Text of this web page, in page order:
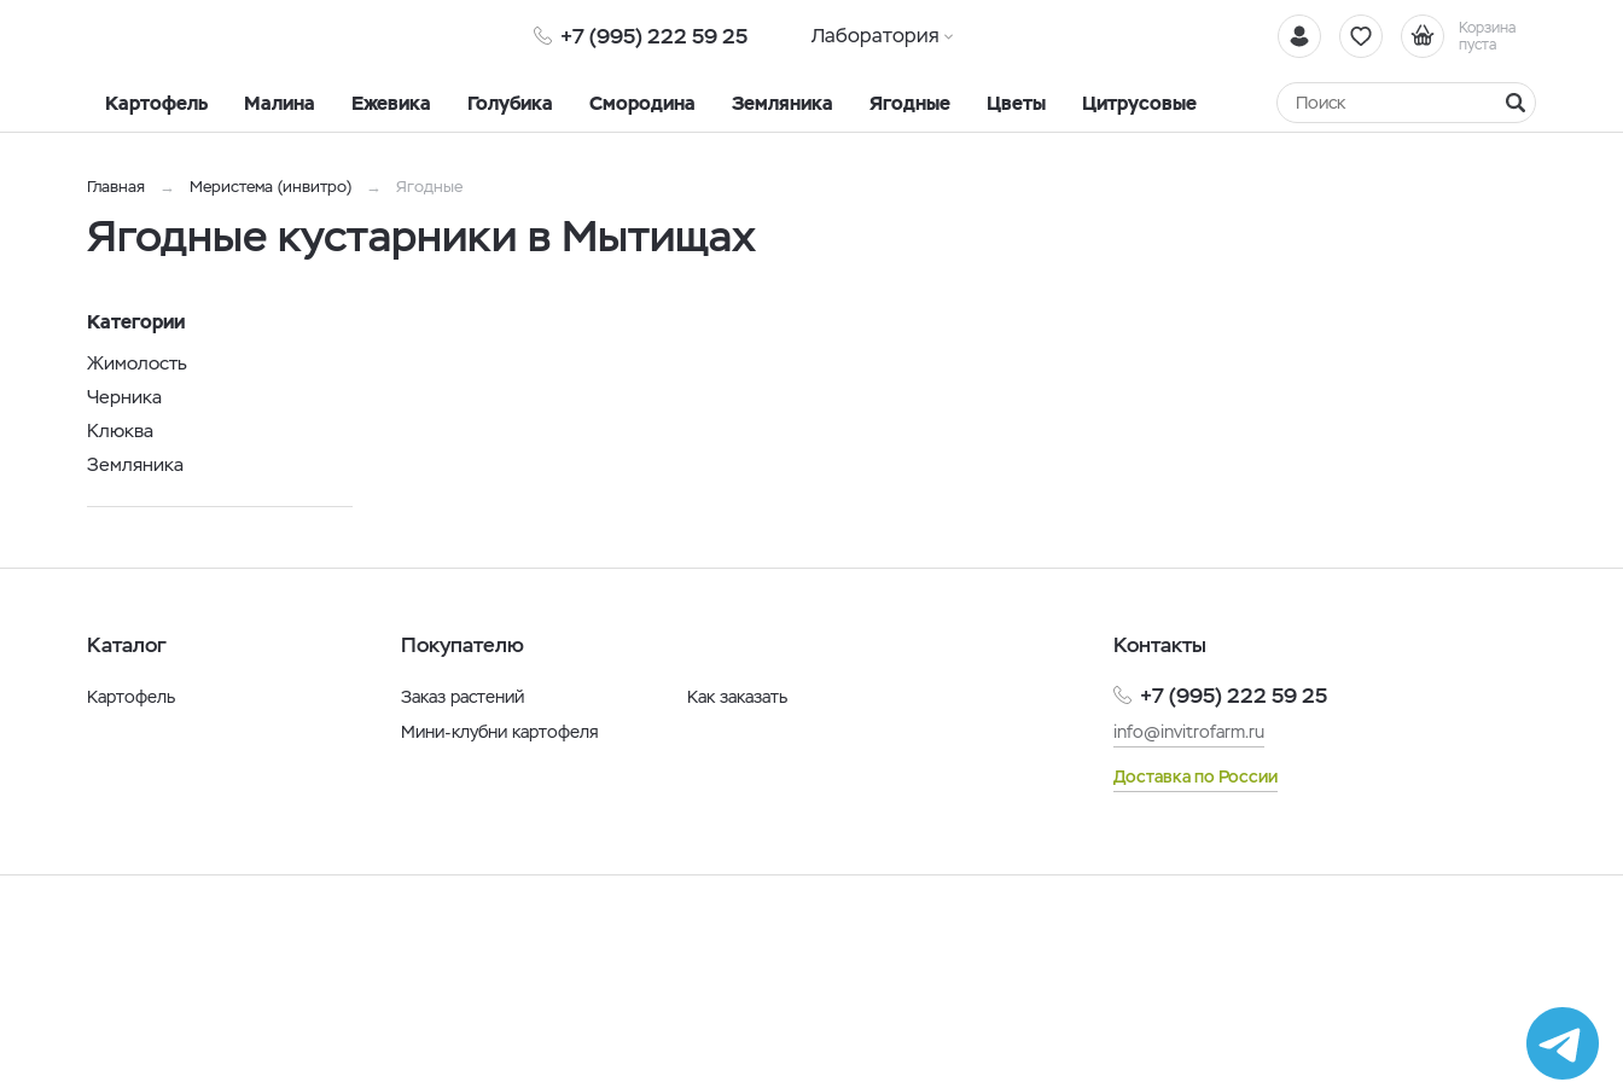
+7 (995) 222 59 25
Корзина
пуста
Лаборатория
Картофель Малина Ежевика Голубика Смородина Земляника Ягодные Цветы Цитрусовые
Главная Меристема (инвитро) Ягодные
Ягодные кустарники в Мытищах
Категории
Жимолость
Черника
Клюква
Земляника
Каталог
Картофель
Покупателю
Заказ растений
Мини-клубни картофеля
Как заказать
Контакты
+7 (995) 222 59 25
info@invitrofarm.ru
Доставка по России